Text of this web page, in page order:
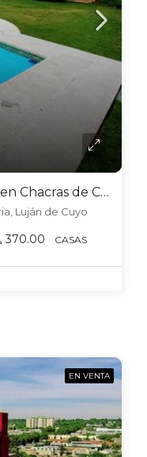
Casa en alquiler amoblada en Chacras de Coria
Luján de Cuyo
370.00 CASAS
EN VENTA